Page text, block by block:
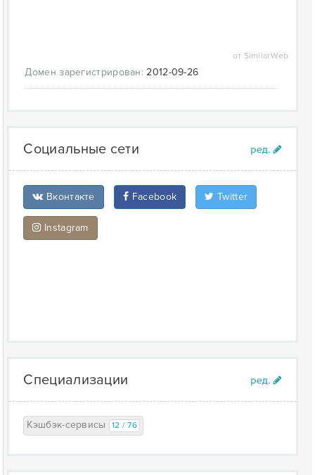
от SimilarWeb
Домен зарегистрирован: 2012-09-26
Социальные сети
Вконтакте Facebook Twitter
Instagram
Специализации
Кэшбэк-сервисы 12 / 76